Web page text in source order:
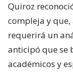
Quiroz
compleja y
requerirá un
anticipó que se
académicos y